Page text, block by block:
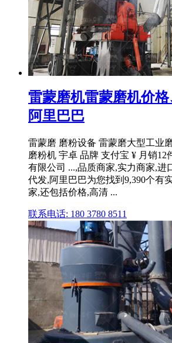
雷蒙磨机雷蒙磨机价
阿里巴巴
雷蒙磨 磨粉设备 雷蒙磨大型工业
磨粉机 宇卓 品牌 支付宝 ¥ 月销12
有限公司 ...,品质商家,实力商家,进
代发,阿里巴巴为您找到9,390个有
家,还包括价格,高清 ...
联系电话: 180 3780 8511